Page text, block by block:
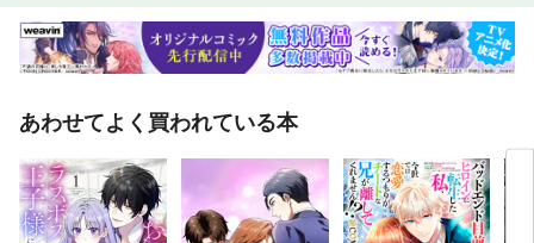
あわせてよく買われている本